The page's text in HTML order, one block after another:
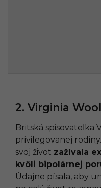
2. Virginia
Britská spisovateľka
privilegovanej
svoj život zažívala
kvôli bipolárnej
Údajne písala, aby